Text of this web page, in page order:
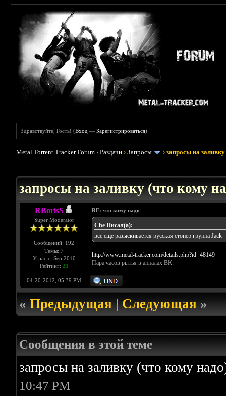
Здравствуйте, Гость! (Вход —Зарегистрироваться)
Metal Torrent Tracker Forum ›Раздачи ›Запросы ›запросы на
запросы на заливку (что кому
RBorisS
Super Moderator
Сообщений: 192
Темы: 7
У нас с: Sep 2010
Рейтинг: 21
RE: что кому надо
Che Писал(а):
все еще разыскивается русская стонер группа Jack
http://www.metal-tracker.com/details.php?id=48149
Пара часов рытья в анналах ВК.
04-20-2012, 05:39 PM
«Предыдущая|Следующая»
Сообщения в этой теме
запросы на заливку (что кому
10:47 PM